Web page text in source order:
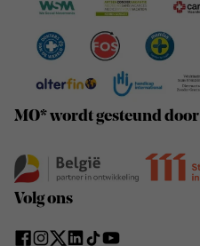
MO* wordt gesteund door
Volg ons